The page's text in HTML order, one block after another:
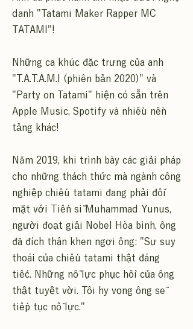
danh "Tatami Maker Rapper MC
TATAMI"!
Những ca khúc đặc trưng của anh
"T.A.T.A.M.I (phiên bản 2020)" và
"Party on Tatami" hiện có sẵn trên
Apple Music, Spotify và nhiều nền
tảng khác!
Năm 2019, khi trình bày các giải pháp
cho những thách thức mà ngành công
nghiệp chiếu tatami đang phải đối
mặt với Tiến sĩ Muhammad Yunus,
người đoạt giải Nobel Hòa bình, ông
đã đích thân khen ngợi ông: "Sự suy
thoái của chiếu tatami thật đáng
tiếc. Những nỗ lực phục hồi của ông
thật tuyệt vời. Tôi hy vọng ông sẽ
tiếp tục nỗ lực."